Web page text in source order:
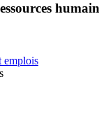
emplois